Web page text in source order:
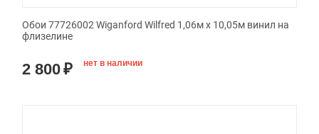
Обои 77726002 Wiganford Wilfred 1,06м х 10,05м винил на
флизелине
2 800₽ нет в наличии